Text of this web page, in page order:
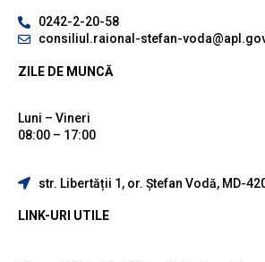
0242-2-20-58
consiliul.raional-stefan-
ZILE DE MUNCĂ
Luni – Vineri
08:00 – 17:00
str. Libertății 1, or. Ștefan Vodă, MD-
LINK-URI UTILE